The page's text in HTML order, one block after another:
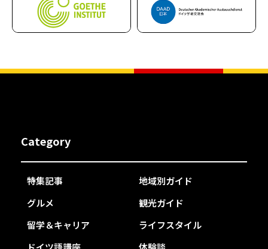
Category
特集記事
地域別ガイド
グルメ
観光ガイド
留学＆キャリア
ライフスタイル